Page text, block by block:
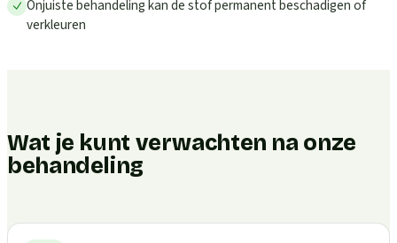
Onjuiste behandeling kan de stof permanent beschadigen of
verkleuren
Wat je kunt verwachten na onze
behandeling